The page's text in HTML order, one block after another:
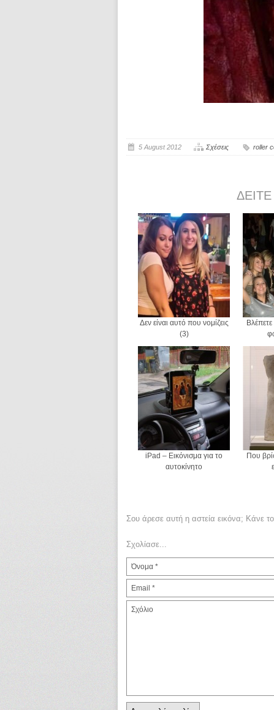
5 August 2012 Σχέσεις roller
Δεν είναι αυτό που νομίζεις
(3)
iPad – Εικόνισμα για το
αυτοκίνητο
Που
Σου άρεσε αυτή η αστεία εικόνα; Κάνε
Σχολίασε...